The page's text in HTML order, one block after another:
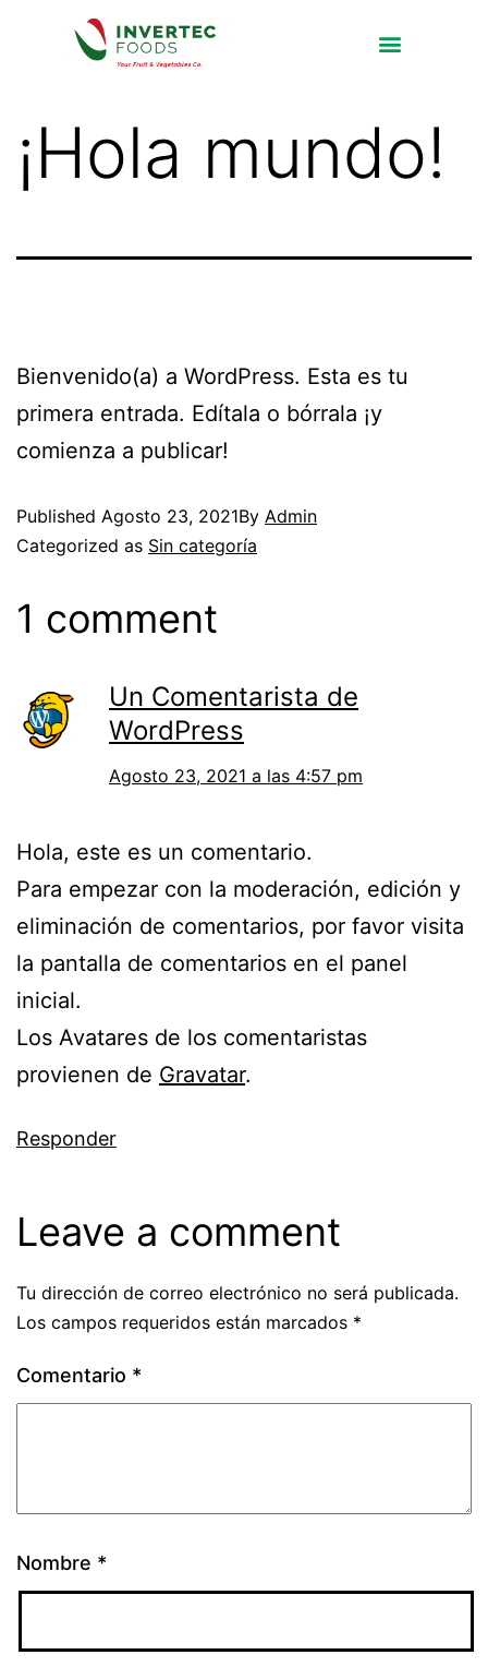
¡Hola mundo!
Bienvenido(a) a WordPress. Esta es tu
primera entrada. Edítala o bórrala ¡y
comienza a publicar!
Published Agosto 23, 2021By Admin
Categorized as Sin categoría
1 comment
Un Comentarista de
WordPress
Agosto 23, 2021 a las 4:57 pm
Hola, este es un comentario.
Para empezar con la moderación, edición y
eliminación de comentarios, por favor visita
la pantalla de comentarios en el panel
inicial.
Los Avatares de los comentaristas
provienen de Gravatar.
Responder
Leave a comment
Tu dirección de correo electrónico no será publicada.
Los campos requeridos están marcados *
Comentario *
Nombre *